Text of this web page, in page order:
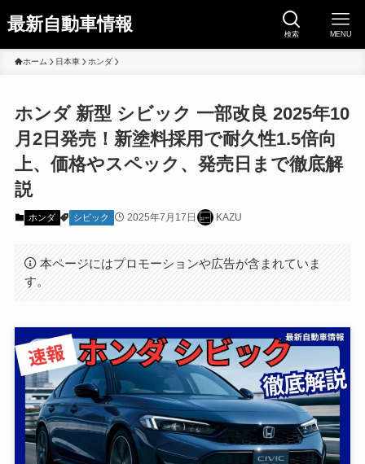
最新自動車情報 検索 MENU
ホーム 日本車 ホンダ
ホンダ 新型 シビック 一部改良 2025年10
月2日発売！新塗料採用で耐久性1.5倍向
上、価格やスペック、発売日まで徹底解
説
ホンダ シビック 2025年7月17日 KAZU
本ページにはプロモーションや広告が含まれていま
す。